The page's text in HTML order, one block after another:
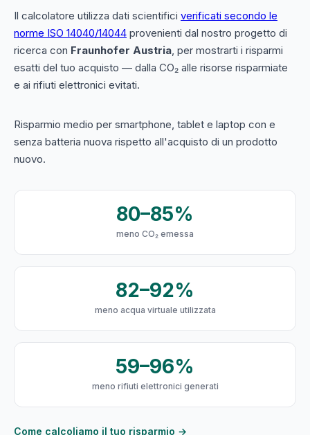
Il calcolatore utilizza dati scientifici verificati secondo le
norme ISO 14040/14044 provenienti dal nostro progetto di
ricerca con Fraunhofer Austria, per mostrarti i risparmi
esatti del tuo acquisto — dalla CO₂ alle risorse risparmiate
e ai rifiuti elettronici evitati.
Risparmio medio per smartphone, tablet e laptop con e
senza batteria nuova rispetto all'acquisto di un prodotto
nuovo.
80–85%
meno CO₂ emessa
82–92%
meno acqua virtuale utilizzata
59–96%
meno rifiuti elettronici generati
Come calcoliamo il tuo risparmio →